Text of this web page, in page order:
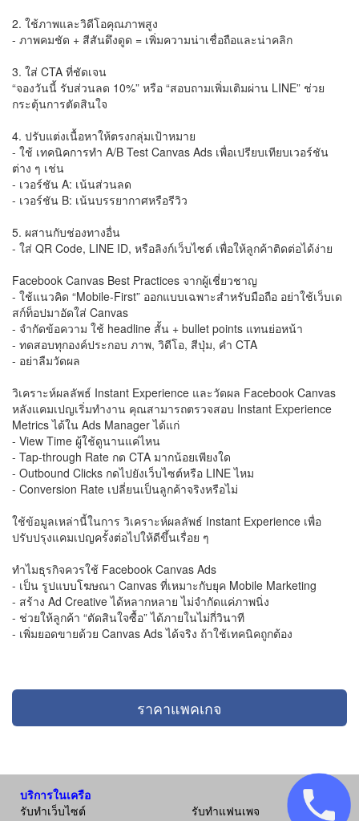
2. ใช้ภาพและวิดีโอคุณภาพสูง
- ภาพคมชัด + สีสันดึงดูด = เพิ่มความน่าเชื่อถือและน่าคลิก
3. ใส่ CTA ที่ชัดเจน
“จองวันนี้ รับส่วนลด 10%” หรือ “สอบถามเพิ่มเติมผ่าน LINE” ช่วย
กระตุ้นการตัดสินใจ
4. ปรับแต่งเนื้อหาให้ตรงกลุ่มเป้าหมาย
- ใช้ เทคนิคการทำ A/B Test Canvas Ads เพื่อเปรียบเทียบเวอร์ชัน
ต่าง ๆ เช่น
- เวอร์ชัน A: เน้นส่วนลด
- เวอร์ชัน B: เน้นบรรยากาศหรือรีวิว
5. ผสานกับช่องทางอื่น
- ใส่ QR Code, LINE ID, หรือลิงก์เว็บไซต์ เพื่อให้ลูกค้าติดต่อได้ง่าย
Facebook Canvas Best Practices จากผู้เชี่ยวชาญ
- ใช้แนวคิด “Mobile-First” ออกแบบเฉพาะสำหรับมือถือ อย่าใช้เว็บเด
สก์ท็อปมาอัดใส่ Canvas
- จำกัดข้อความ ใช้ headline สั้น + bullet points แทนย่อหน้า
- ทดสอบทุกองค์ประกอบ ภาพ, วิดีโอ, สีปุ่ม, คำ CTA
- อย่าลืมวัดผล
วิเคราะห์ผลลัพธ์ Instant Experience และวัดผล Facebook Canvas
หลังแคมเปญเริ่มทำงาน คุณสามารถตรวจสอบ Instant Experience
Metrics ได้ใน Ads Manager ได้แก่
- View Time ผู้ใช้ดูนานแค่ไหน
- Tap-through Rate กด CTA มากน้อยเพียงใด
- Outbound Clicks กดไปยังเว็บไซต์หรือ LINE ไหม
- Conversion Rate เปลี่ยนเป็นลูกค้าจริงหรือไม่
ใช้ข้อมูลเหล่านี้ในการ วิเคราะห์ผลลัพธ์ Instant Experience เพื่อ
ปรับปรุงแคมเปญครั้งต่อไปให้ดีขึ้นเรื่อย ๆ
ทำไมธุรกิจควรใช้ Facebook Canvas Ads
- เป็น รูปแบบโฆษณา Canvas ที่เหมาะกับยุค Mobile Marketing
- สร้าง Ad Creative ได้หลากหลาย ไม่จำกัดแค่ภาพนิ่ง
- ช่วยให้ลูกค้า “ตัดสินใจซื้อ” ได้ภายในไม่กี่วินาที
- เพิ่มยอดขายด้วย Canvas Ads ได้จริง ถ้าใช้เทคนิคถูกต้อง
ราคาแพคเกจ
บริการในเครือ
รับทำเว็บไซต์
รับทำแฟนเพจ